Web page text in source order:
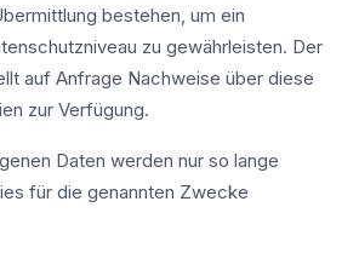
bestehen, um ein
zu gewährleisten. Der
auf Anfrage Nachweise über diese
zur Verfügung.
Daten werden nur so lange
für die genannten Zwecke